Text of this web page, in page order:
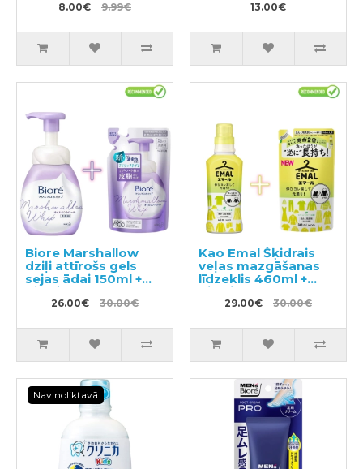
8.00€ 9.99€ 13.00€
Biore Marshallow
dziļi attīrošs gels
sejas ādai 150ml +
pildviela 130ml
26.00€ 30.00€
Kao Emal Šķidrais
veļas mazgāšanas
līdzeklis 460ml +
pildviela 360ml
29.00€ 30.00€
Nav noliktavā